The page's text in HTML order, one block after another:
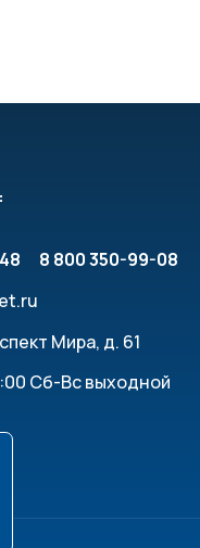
8 800 350-99-08
Мира, д. 61
Сб-Вс выходной